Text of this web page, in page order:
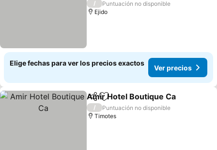
Ver precios
/
Puntuación no disponible
Ejido
Elige fechas para ver los precios exactos
Ver precios
CompartirAgregar a favoritos
Amir Hotel Boutique Ca
/
Puntuación no disponible
Timotes